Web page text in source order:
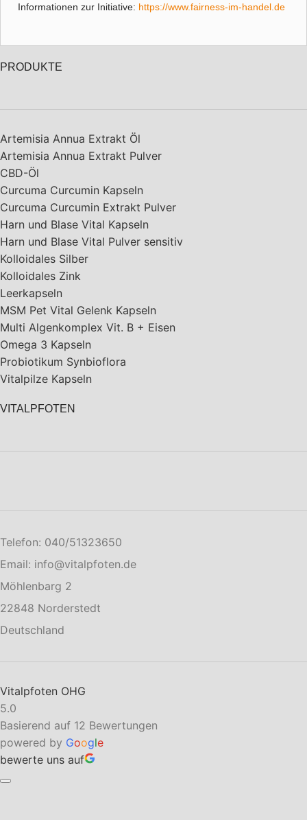
Informationen zur Initiative: https://www.fairness-im-handel.de
PRODUKTE
Artemisia Annua Extrakt Öl
Artemisia Annua Extrakt Pulver
CBD-Öl
Curcuma Curcumin Kapseln
Curcuma Curcumin Extrakt Pulver
Harn und Blase Vital Kapseln
Harn und Blase Vital Pulver sensitiv
Kolloidales Silber
Kolloidales Zink
Leerkapseln
MSM Pet Vital Gelenk Kapseln
Multi Algenkomplex Vit. B + Eisen
Omega 3 Kapseln
Probiotikum Synbioflora
Vitalpilze Kapseln
VITALPFOTEN
Telefon: 040/51323650
Email: info@vitalpfoten.de
Möhlenbarg 2
22848 Norderstedt
Deutschland
Vitalpfoten OHG
5.0
Basierend auf 12 Bewertungen
powered by Google
bewerte uns auf